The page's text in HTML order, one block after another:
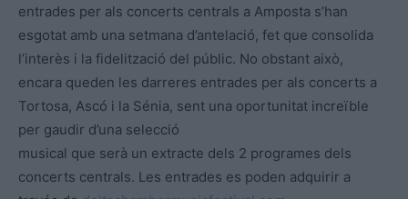
entrades per als concerts centrals a Amposta s’han
esgotat amb una setmana d’antelació, fet que consolida
l’interès i la fidelització del públic. No obstant això,
encara queden les darreres entrades per als concerts a
Tortosa, Ascó i la Sénia, sent una oportunitat increïble
per gaudir d’una selecció
musical que serà un extracte dels 2 programes dels
concerts centrals. Les entrades es poden adquirir a